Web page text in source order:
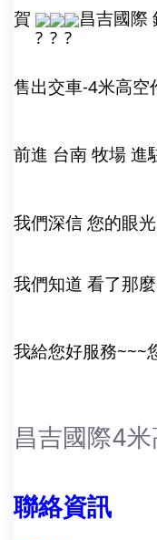
賀 昌吉國際
售出交車-4米高空
前進 台南 牧場 進
我們深信 您的眼
我們知道 看了那
我給您好服務~~~
昌吉國際4
聯絡資訊